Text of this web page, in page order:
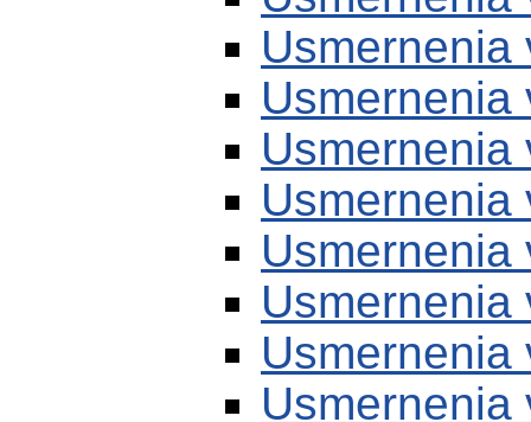
Usmernenia
Usmernenia
Usmernenia
Usmernenia
Usmernenia
Usmernenia
Usmernenia
Usmernenia